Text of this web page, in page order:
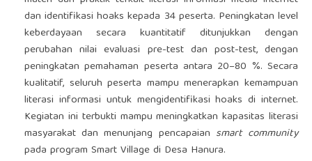
dan identifikasi hoaks kepada 34 peserta. Peningkatan level
keberdayaan secara kuantitatif ditunjukkan dengan
perubahan nilai evaluasi pre-test dan post-test, dengan
peningkatan pemahaman peserta antara 20–80 %. Secara
kualitatif, seluruh peserta mampu menerapkan kemampuan
literasi informasi untuk mengidentifikasi hoaks di internet.
Kegiatan ini terbukti mampu meningkatkan kapasitas literasi
masyarakat dan menunjang pencapaian smart community
pada program Smart Village di Desa Hanura.